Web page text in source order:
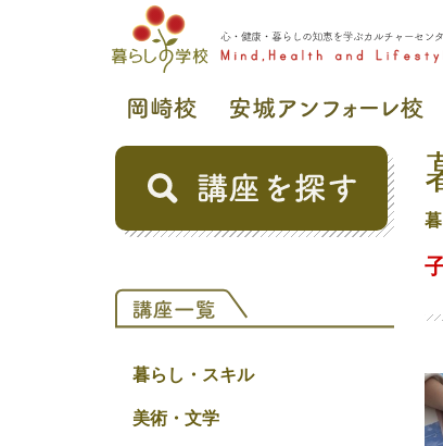
暮らし・スキル
美術・文学